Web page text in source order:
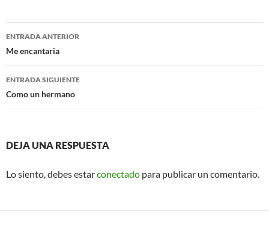
o
o
e
r
Navegación
de
entradas
ENTRADA ANTERIOR
Me encantaria
ENTRADA SIGUIENTE
Como un hermano
DEJA UNA RESPUESTA
Lo siento, debes estarconectado para publicar un comentario.